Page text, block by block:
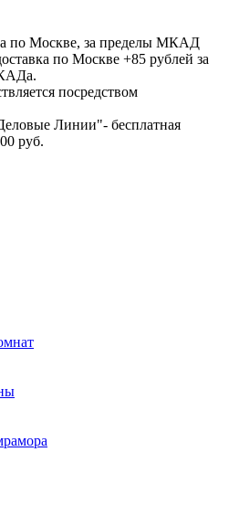
по Москве, за пределы МКАД
по Москве +85 рублей за
посредством
Линии"- бесплатная
руб.